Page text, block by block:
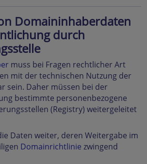
Domaininhaberdaten
durch
muss bei Fragen rechtlicher Art
mit der technischen Nutzung der
sein. Daher müssen bei der
bestimmte personenbezogene
(Registry) weitergeleitet
Daten weiter, deren Weitergabe im
Domainrichtlinie zwingend